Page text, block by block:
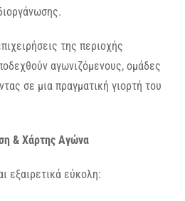
της περιοχής
αγωνιζόμενους, ομάδες
σε μια πραγματική γιορτή του
& Χάρτης Αγώνα
εξαιρετικά εύκολη: